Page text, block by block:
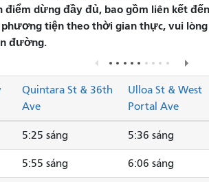
điểm dừng đầy đủ, bao gồm liên kết
tiện theo thời gian thực, vui
đường.
Quintara St & 36th
Ave
Ulloa St & West
Portal Ave
5:25 sáng 5:36 sáng
5:55 sáng 6:06 sáng